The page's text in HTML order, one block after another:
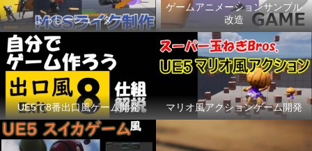
よっしーシューター
ゲームアニメーションサンプル
改造
UE5で8番出口風ゲーム開発 マリオ風アクションゲーム開発